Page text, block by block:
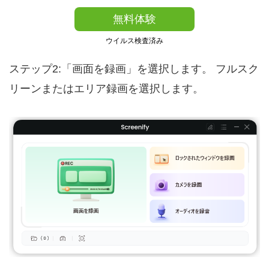
無料体験
ウイルス検査済み
ステップ2:「画面を録画」を選択します。 フルスク
リーンまたはエリア録画を選択します。